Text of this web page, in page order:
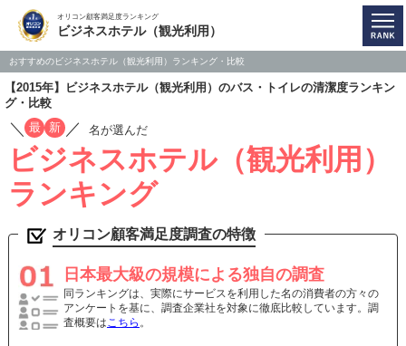
オリコン顧客満足度ランキング
ビジネスホテル（観光利用）
おすすめのビジネスホテル（観光利用）ランキング・比較
【2015年】ビジネスホテル（観光利用）のバス・トイレの清潔度ランキン
グ・比較
／ 最 新 ／ 名が選んだ
ビジネスホテル（観光利用）
ランキング
オリコン顧客満足度調査の特徴
日本最大級の規模による独自の調査
同ランキングは、実際にサービスを利用した名の消費者の方々の
アンケートを基に、調査企業社を対象に徹底比較しています。調
査概要はこちら 。